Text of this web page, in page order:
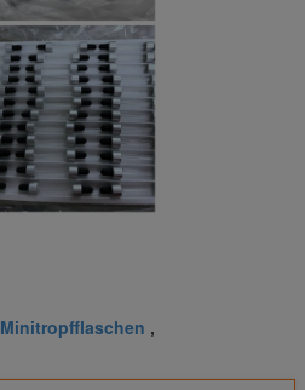
Minitropfflaschen ,